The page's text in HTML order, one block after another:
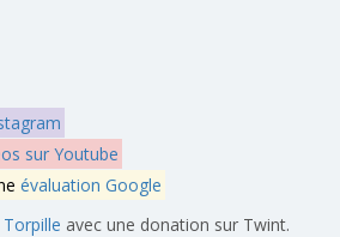
sur Youtube
évaluation Google
avec une donation sur Twint.